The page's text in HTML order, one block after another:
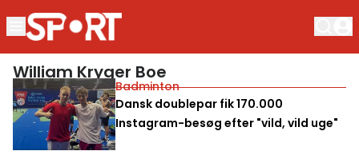
William Kryger Boe
Badminton
Dansk doublepar fik 170.000
Instagram-besøg efter "vild, vild uge"